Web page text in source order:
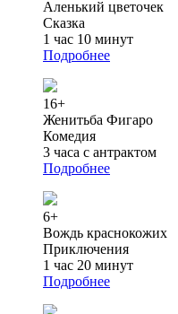
Аленький цветочек
Сказка
1 час 10 минут
Подробнее
16+
Женитьба Фигаро
Комедия
3 часа с антрактом
Подробнее
6+
Вождь краснокожих
Приключения
1 час 20 минут
Подробнее